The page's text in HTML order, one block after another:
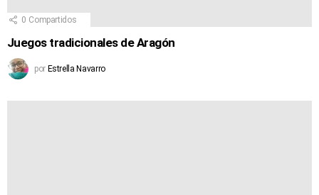
0 Compartidos
Juegos tradicionales de Aragón
por Estrella Navarro